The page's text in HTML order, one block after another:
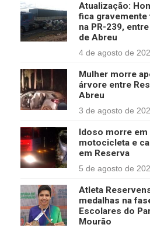
Atualização:
fica
na PR-239,
de Abreu
4 de agosto de
Mulher morre
árvore entre
Abreu
3 de agosto de
Idoso morre
motocicleta e
em Reserva
5 de agosto de
Atleta
medalhas na
Escolares do
Mourão